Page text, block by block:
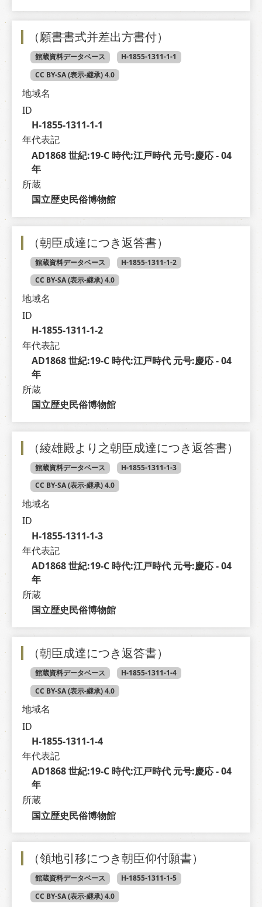
（願書書式并差出方書付）
館蔵資料データベース
H-1855-1311-1-1
CC BY-SA (表示-継承) 4.0
地域名
ID
H-1855-1311-1-1
年代表記
AD1868 世紀:19-C 時代:江戸時代 元号:慶応 - 04
年
所蔵
国立歴史民俗博物館
（朝臣成達につき返答書）
館蔵資料データベース
H-1855-1311-1-2
CC BY-SA (表示-継承) 4.0
地域名
ID
H-1855-1311-1-2
年代表記
AD1868 世紀:19-C 時代:江戸時代 元号:慶応 - 04
年
所蔵
国立歴史民俗博物館
（綾雄殿より之朝臣成達につき返答書）
館蔵資料データベース
H-1855-1311-1-3
CC BY-SA (表示-継承) 4.0
地域名
ID
H-1855-1311-1-3
年代表記
AD1868 世紀:19-C 時代:江戸時代 元号:慶応 - 04
年
所蔵
国立歴史民俗博物館
（朝臣成達につき返答書）
館蔵資料データベース
H-1855-1311-1-4
CC BY-SA (表示-継承) 4.0
地域名
ID
H-1855-1311-1-4
年代表記
AD1868 世紀:19-C 時代:江戸時代 元号:慶応 - 04
年
所蔵
国立歴史民俗博物館
（領地引移につき朝臣仰付願書）
館蔵資料データベース
H-1855-1311-1-5
CC BY-SA (表示-継承) 4.0